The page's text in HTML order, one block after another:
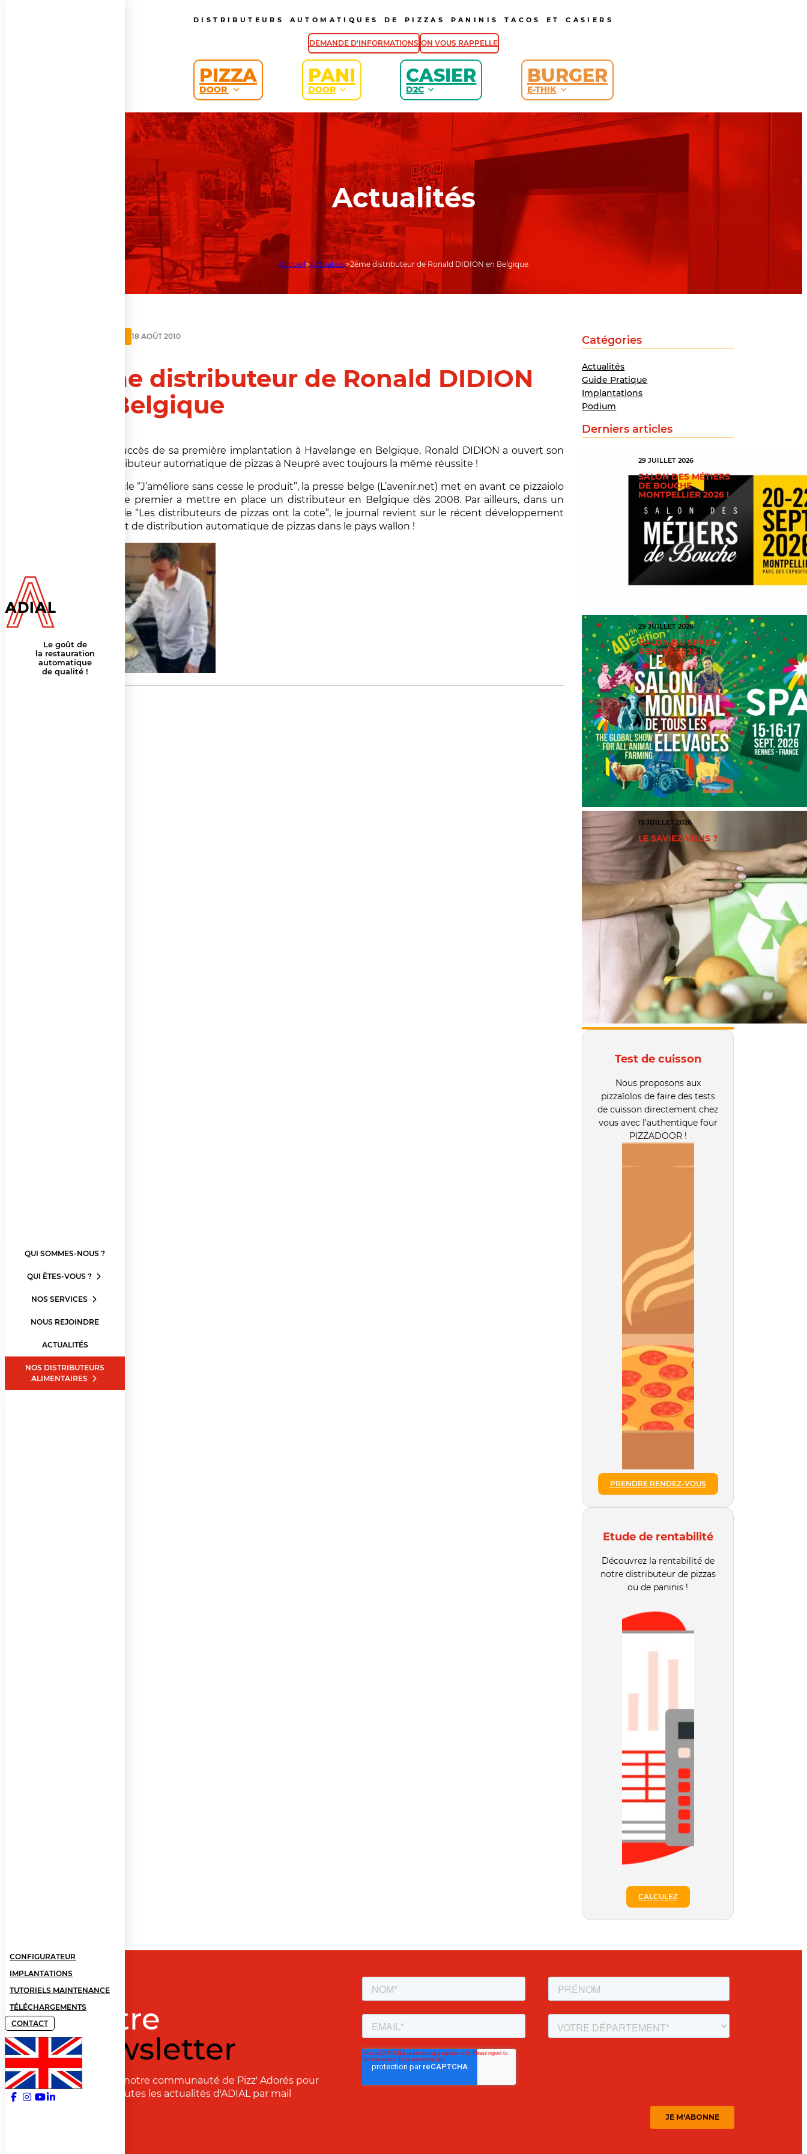
Le goût de
la restauration
automatique
de qualité !
QUI SOMMES-NOUS ?
QUI ÊTES-VOUS ?
NOS SERVICES
NOUS REJOINDRE
ACTUALITÉS
NOS DISTRIBUTEURS
ALIMENTAIRES
CONFIGURATEUR
IMPLANTATIONS
TUTORIELS MAINTENANCE
TÉLÉCHARGEMENTS
CONTACT
DISTRIBUTEURS AUTOMATIQUES DE PIZZAS PANINIS TACOS ET CASIERS
DEMANDE D'INFORMATIONS ON VOUS RAPPELLE
PIZZA
DOOR
PANI
DOOR
CASIER
D2C
BURGER
E-THIK
Actualités
Accueil Actualités 2ème distributeur de Ronald DIDION en Belgique
18 AOÛT 2010
2ème distributeur de Ronald DIDION
en Belgique
Après le succès de sa première implantation à Havelange en Belgique, Ronald DIDION a ouvert son
2ème distributeur automatique de pizzas à Neupré avec toujours la même réussite !
Dans l’article “J’améliore sans cesse le produit”, la presse belge (L’avenir.net) met en avant ce pizzaiolo
qui a été le premier a mettre en place un distributeur en Belgique dès 2008. Par ailleurs, dans un
autre article “Les distributeurs de pizzas ont la cote”, le journal revient sur le récent développement
du concept de distribution automatique de pizzas dans le pays wallon !
Catégories
Actualités
Guide Pratique
Implantations
Podium
Derniers articles
29 JUILLET 2026
SALON DES MÉTIERS
DE BOUCHE
MONTPELLIER 2026 !
29 JUILLET 2026
SALON DU SPACE
RENNES 2026 !
15 JUILLET 2026
LE SAVIEZ-VOUS ?
Test de cuisson
Nous proposons aux
pizzaïolos de faire des tests
de cuisson directement chez
vous avec l’authentique four
PIZZADOOR !
PRENDRE RENDEZ-VOUS
Etude de rentabilité
Découvrez la rentabilité de
notre distributeur de pizzas
ou de paninis !
CALCULEZ
Notre
newsletter
Rejoignez notre communauté de Pizz' Adorés pour
recevoir toutes les actualités d'ADIAL par mail